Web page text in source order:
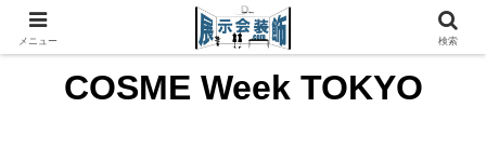
COSME Week TOKYO
メニュー 検索